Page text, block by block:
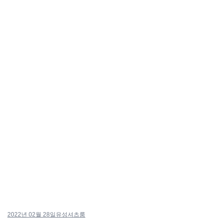
2022년 02월 28일 유성셔츠룸